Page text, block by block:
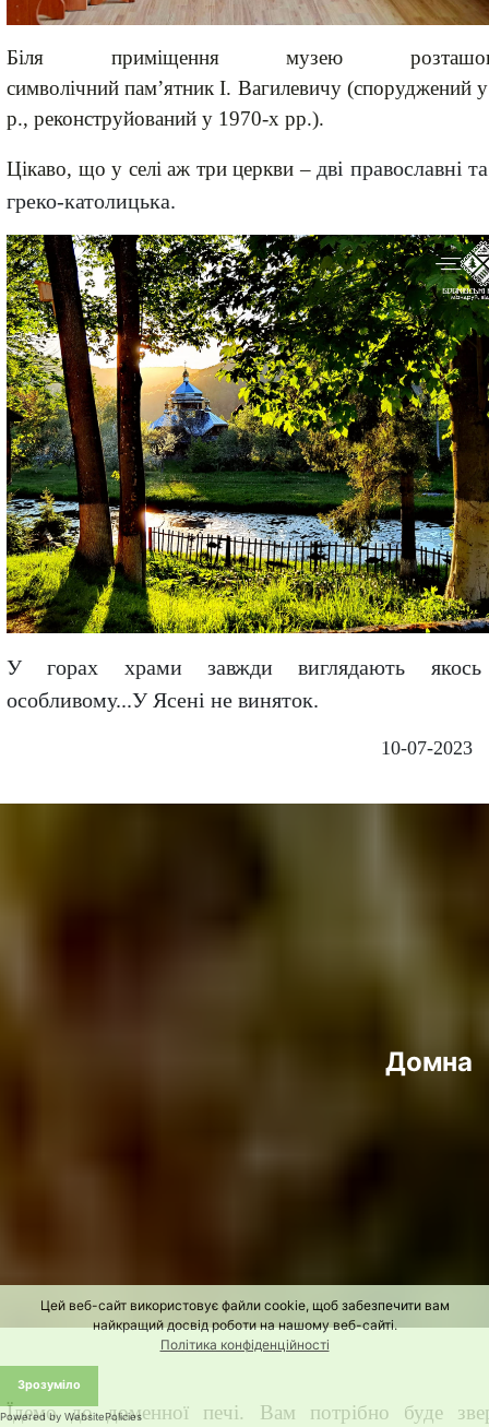
Цей веб-сайт використовує файли cookie, щоб забезпечити вам
найкращий досвід роботи на нашому веб-сайті.
Політика конфіденційності
Зрозуміло
Powered by WebsitePolicies
Біля приміщення музею
символічний пам’ятник І. Вагилевичу (споруджений
р., реконструйований у 1970-х рр.).
Цікаво, що у селі аж три церкви –дві православні
греко-католицька.
У горах храми завжди виглядають
особливому...У Ясені не виняток.
10-07-2023
Домна
Їдемо до доменної печі. Вам потрібно буде